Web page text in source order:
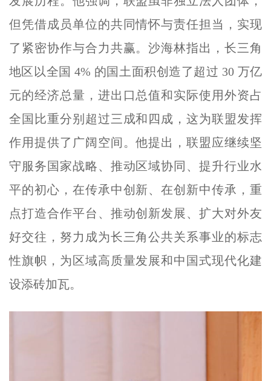
但凭借成员单位的共同情怀与责任担当，实现
了紧密协作与合力共赢。沙海林指出，长三角
地区以全国 4% 的国土面积创造了超过 30 万亿
元的经济总量，进出口总值和实际使用外资占
全国比重分别超过三成和四成，这为联盟发挥
作用提供了广阔空间。他提出，联盟应继续坚
守服务国家战略、推动区域协同、提升行业水
平的初心，在传承中创新、在创新中传承，重
点打造合作平台、推动创新发展、扩大对外友
好交往，努力成为长三角公共关系事业的标志
性旗帜，为区域高质量发展和中国式现代化建
设添砖加瓦。